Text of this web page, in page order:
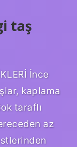
taş
İnce
kaplama
taraflı
az